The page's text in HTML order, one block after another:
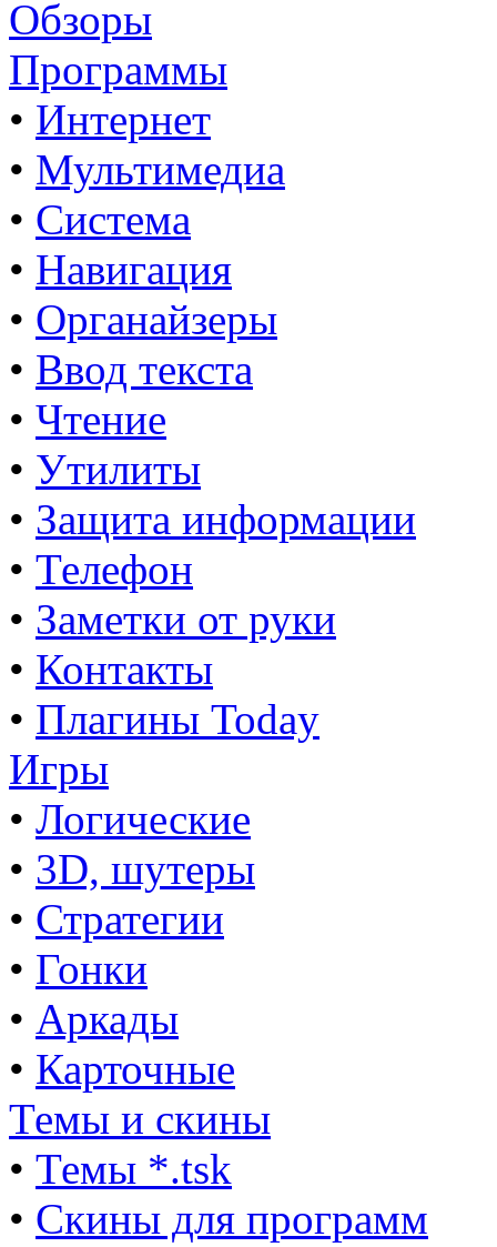
Обзоры
Программы
• Интернет
• Мультимедиа
• Система
• Навигация
• Органайзеры
• Ввод текста
• Чтение
• Утилиты
• Защита информации
• Телефон
• Заметки от руки
• Контакты
• Плагины Today
Игры
• Логические
• 3D, шутеры
• Стратегии
• Гонки
• Аркады
• Карточные
Темы и скины
• Темы *.tsk
• Скины для программ